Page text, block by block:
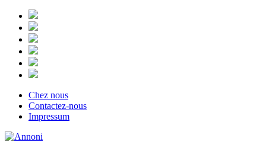
Chez nous
Contactez-nous
Impressum